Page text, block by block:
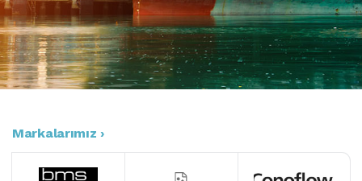
Markalarımız ›